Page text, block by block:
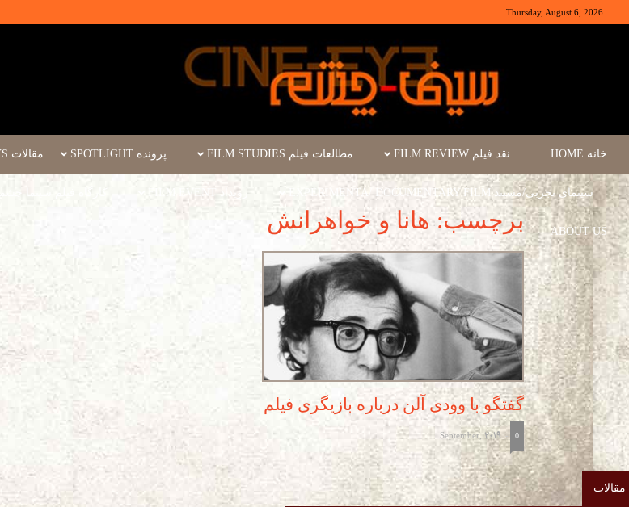
Thursday, August 6, 2026
خانه HOME نقد فیلم FILM REVIEW مطالعات فیلم FILM STUDIES پرونده SPOTLIGHT مقالات ESSAYS
سینمای تجربی/مستند EXPERIMENTA/ DOCUMENTARY FILM رویداد FILM EVENT کارگاه فیلم سینما چشم WORKSHOPS/MASTERCLASSES
ABOUT US برچسب: هانا و خواهرانش
گفتگو با وودی آلن درباره بازیگری فیلم
-
September, 2019 0
مقالات